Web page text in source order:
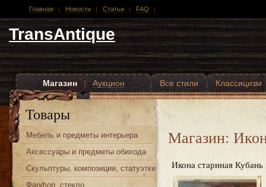
Главная Новости Статьи FAQ
TransAntique
Магазин | Аукцион Все стили
Классицизм
Другие стили
Товары
Мебель и предметы интерьера
Аксессуары и предметы обихода
Скульптуры, композиции, статуэтки
Фарфор, стекло
Магазин:
Икона стариная Кубань